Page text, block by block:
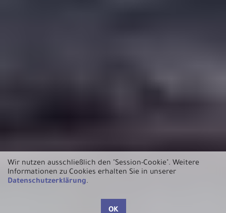
Wir nutzen ausschließlich den "Session-Cookie". Weitere
Informationen zu Cookies erhalten Sie in unserer
Datenschutzerklärung.
OK